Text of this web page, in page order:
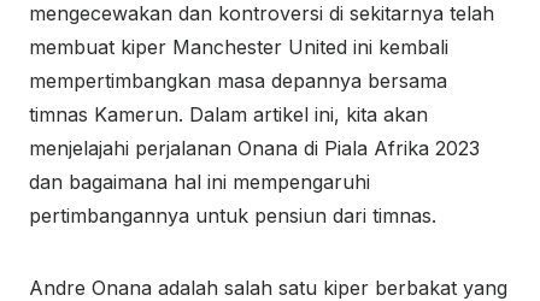
mengecewakan dan kontroversi di sekitarnya telah
membuat kiper Manchester United ini kembali
mempertimbangkan masa depannya bersama
timnas Kamerun. Dalam artikel ini, kita akan
menjelajahi perjalanan Onana di Piala Afrika 2023
dan bagaimana hal ini mempengaruhi
pertimbangannya untuk pensiun dari timnas.
Andre Onana adalah salah satu kiper berbakat yang